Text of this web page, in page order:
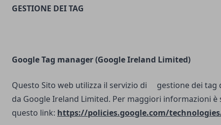
GESTIONE DEI TAG
Google Tag manager (Google Ireland Limited)
Questo Sito web utilizza il servizio di gestione dei tag
da Google Ireland Limited. Per maggiori informazioni
questo link: https://policies.google.com/